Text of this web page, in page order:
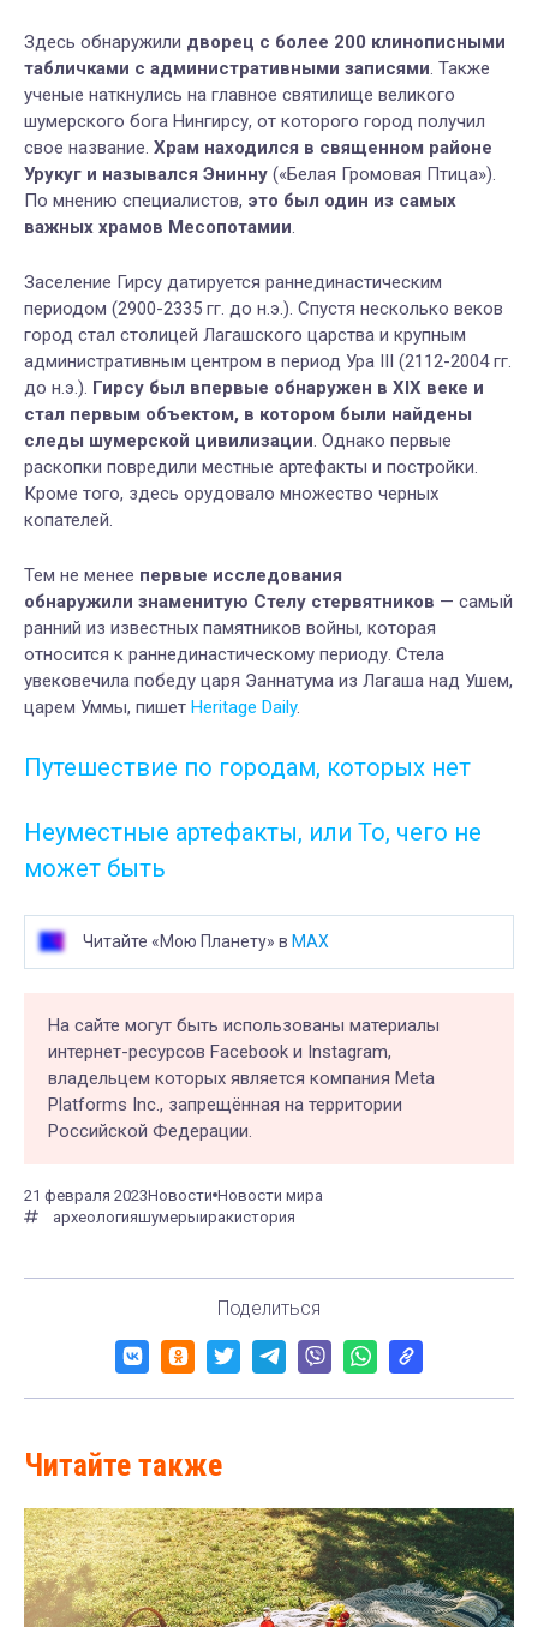
Здесь обнаружили дворец с более 200 клинописными
табличками с административными записями. Также
ученые наткнулись на главное святилище великого
шумерского бога Нингирсу, от которого город получил
свое название. Храм находился в священном районе
Урукуг и назывался Энинну («Белая Громовая Птица»).
По мнению специалистов, это был один из самых
важных храмов Месопотамии.
Заселение Гирсу датируется раннединастическим
периодом (2900-2335 гг. до н.э.). Спустя несколько веков
город стал столицей Лагашского царства и крупным
административным центром в период Ура III (2112-2004 гг.
до н.э.). Гирсу был впервые обнаружен в XIX веке и
стал первым объектом, в котором были найдены
следы шумерской цивилизации. Однако первые
раскопки повредили местные артефакты и постройки.
Кроме того, здесь орудовало множество черных
копателей.
Тем не менее первые исследования
обнаружили знаменитую Стелу стервятников — самый
ранний из известных памятников войны, которая
относится к раннединастическому периоду. Стела
увековечила победу царя Эаннатума из Лагаша над Ушем,
царем Уммы, пишет Heritage Daily.
Путешествие по городам, которых нет
Неуместные артефакты, или То, чего не
может быть
Читайте «Мою Планету» в MAX
На сайте могут быть использованы материалы
интернет-ресурсов Facebook и Instagram,
владельцем которых является компания Meta
Platforms Inc., запрещённая на территории
Российской Федерации.
21 февраля 2023Новости Новости мира
археологияшумерыиракистория
Поделиться
Читайте также